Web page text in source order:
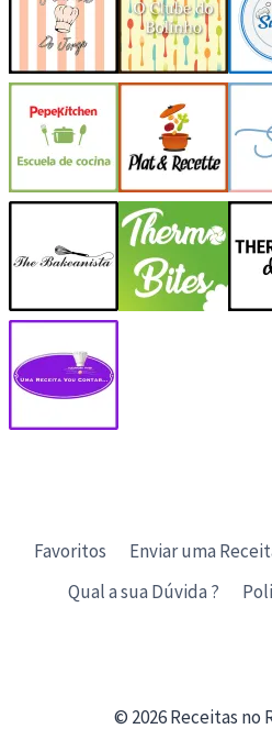
Favoritos Enviar uma
Qual a sua Dúvida ?
© 2026 Receitas no